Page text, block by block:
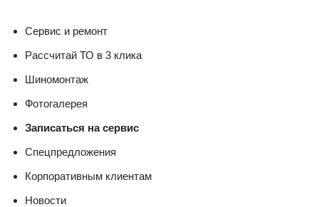
Cервис и ремонт
Рассчитай ТО в 3 клика
Шиномонтаж
Фотогалерея
Записаться на сервис
Спецпредложения
Корпоративным клиентам
Новости